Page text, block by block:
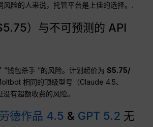
风险的人来说，托管平台是上佳的选择。.
）与不可预测的 API
“钱包杀手 ”的风险。计划起价为$5.75/
相同的顶级型号（Claude 4.5、
有超额收费的风险。.
德作品 4.5 & GPT 5.2 无